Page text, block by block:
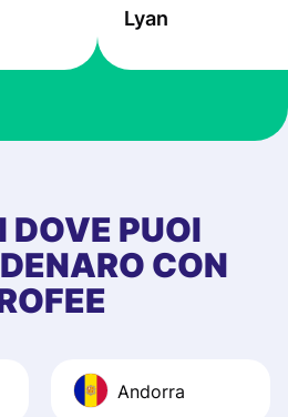
the exchange
at Profee is very
first started
app, and they
quick to provide
Recommend it!
Lyan
DOVE PUOI
CON
Andorra